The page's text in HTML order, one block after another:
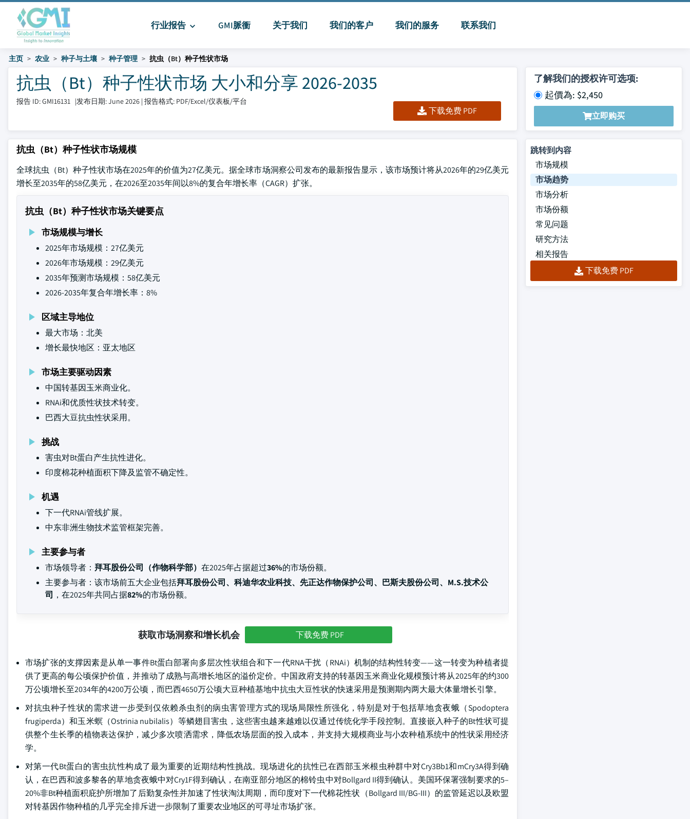
行业报告 GMI脈衝 关于我们 我们的客户 我们的服务 联系我们
主页 农业 种子与土壤 种子管理 抗虫（Bt）种子性状市场
抗虫（Bt）种子性状市场 大小和分享 2026-2035
报告 ID: GMI16131 |发布日期: June 2026 | 报告格式: PDF/Excel/仪表板/平台
下载免费 PDF
了解我们的授权许可选项:
起價為: $2,450
立即购买
抗虫（Bt）种子性状市场规模
全球抗虫（Bt）种子性状市场在2025年的价值为27亿美元。据全球市场洞察公司发布的最新报告显示，该市场预计将从2026年的29亿美元
增长至2035年的58亿美元，在2026至2035年间以8%的复合年增长率（CAGR）扩张。
抗虫（Bt）种子性状市场关键要点
市场规模与增长
2025年市场规模：27亿美元
2026年市场规模：29亿美元
2035年预测市场规模：58亿美元
2026-2035年复合年增长率：8%
区域主导地位
最大市场：北美
增长最快地区：亚太地区
市场主要驱动因素
中国转基因玉米商业化。
RNAi和优质性状技术转变。
巴西大豆抗虫性状采用。
挑战
害虫对Bt蛋白产生抗性进化。
印度棉花种植面积下降及监管不确定性。
机遇
下一代RNAi管线扩展。
中东非洲生物技术监管框架完善。
主要参与者
市场领导者： 拜耳股份公司（作物科学部） 在2025年占据超过36%的市场份额。
主要参与者：该市场前五大企业包括拜耳股份公司、科迪华农业科技、先正达作物保护公司、巴斯夫股份公司、M.S.技术公
司 ，在2025年共同占据82%的市场份额。
获取市场洞察和增长机会 下载免费 PDF
市场扩张的支撑因素是从单一事件Bt蛋白部署向多层次性状组合和下一代RNA干扰（RNAi）机制的结构性转变——这一转变为种植者提
供了更高的每公顷保护价值，并推动了成熟与高增长地区的溢价定价。中国政府支持的转基因玉米商业化规模预计将从2025年的约300
万公顷增长至2034年的4200万公顷，而巴西4650万公顷大豆种植基地中抗虫大豆性状的快速采用是预测期内两大最大体量增长引擎。
对抗虫种子性状的需求进一步受到仅依赖杀虫剂的病虫害管理方式的现场局限性所强化，特别是对于包括草地贪夜蛾（Spodoptera
frugiperda）和玉米螟（Ostrinia nubilalis）等鳞翅目害虫，这些害虫越来越难以仅通过传统化学手段控制。直接嵌入种子的Bt性状可提
供整个生长季的植物表达保护，减少多次喷洒需求，降低农场层面的投入成本，并支持大规模商业与小农种植系统中的性状采用经济
学。
对第一代Bt蛋白的害虫抗性构成了最为重要的近期结构性挑战。现场进化的抗性已在西部玉米根虫种群中对Cry3Bb1和mCry3A得到确
认，在巴西和波多黎各的草地贪夜蛾中对Cry1F得到确认，在南亚部分地区的棉铃虫中对Bollgard II得到确认。美国环保署强制要求的5–
20%非Bt种植面积庇护所增加了后勤复杂性并加速了性状淘汰周期，而印度对下一代棉花性状（Bollgard III/BG-III）的监管延迟以及欧盟
对转基因作物种植的几乎完全排斥进一步限制了重要农业地区的可寻址市场扩张。
跳转到内容
市场规模
市场趋势
市场分析
市场份额
常见问题
研究方法
相关报告
下载免费 PDF